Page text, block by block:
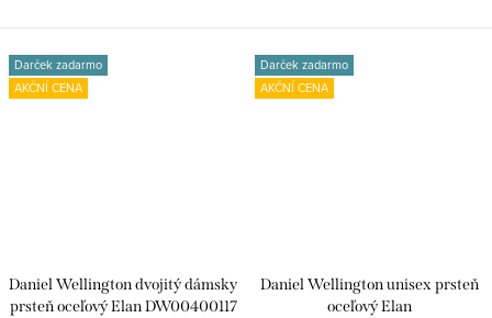
Darček zadarmo
AKČNÍ CENA
Daniel Wellington dvojitý dámsky
prsteň oceľový Elan DW00400117
Darček zadarmo
AKČNÍ CENA
Daniel Wellington unisex prsteň
oceľový Elan